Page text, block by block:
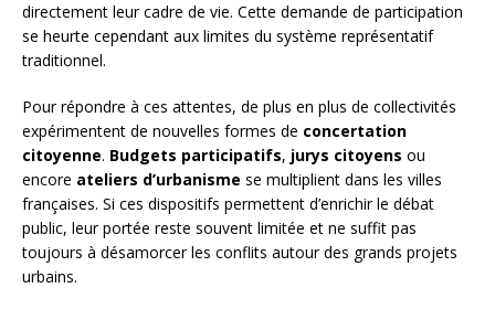
directement leur cadre de vie. Cette demande de participation
se heurte cependant aux limites du système représentatif
traditionnel.
Pour répondre à ces attentes, de plus en plus de collectivités
expérimentent de nouvelles formes de concertation
citoyenne. Budgets participatifs, jurys citoyens ou
encore ateliers d’urbanisme se multiplient dans les villes
françaises. Si ces dispositifs permettent d’enrichir le débat
public, leur portée reste souvent limitée et ne suffit pas
toujours à désamorcer les conflits autour des grands projets
urbains.